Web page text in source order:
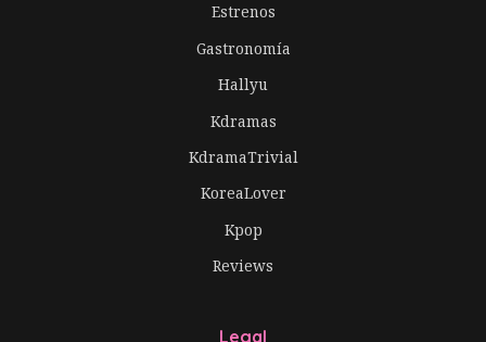
Estrenos
Gastronomía
Hallyu
Kdramas
KdramaTrivial
KoreaLover
Kpop
Reviews
Legal